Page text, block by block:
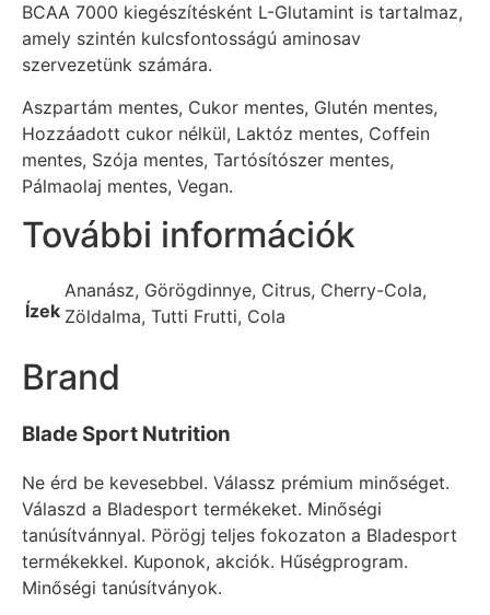
BCAA 7000 kiegészítésként L-Glutamint is tartalmaz,
amely szintén kulcsfontosságú aminosav
szervezetünk számára.
Aszpartám mentes, Cukor mentes, Glutén mentes,
Hozzáadott cukor nélkül, Laktóz mentes, Coffein
mentes, Szója mentes, Tartósítószer mentes,
Pálmaolaj mentes, Vegan.
További információk
Ízek
Ananász, Görögdinnye, Citrus, Cherry-Cola,
Zöldalma, Tutti Frutti, Cola
Brand
Blade Sport Nutrition
Ne érd be kevesebbel. Válassz prémium minőséget.
Válaszd a Bladesport termékeket. Minőségi
tanúsítvánnyal. Pörögj teljes fokozaton a Bladesport
termékekkel. Kuponok, akciók. Hűségprogram.
Minőségi tanúsítványok.